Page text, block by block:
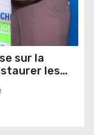
sur la
les